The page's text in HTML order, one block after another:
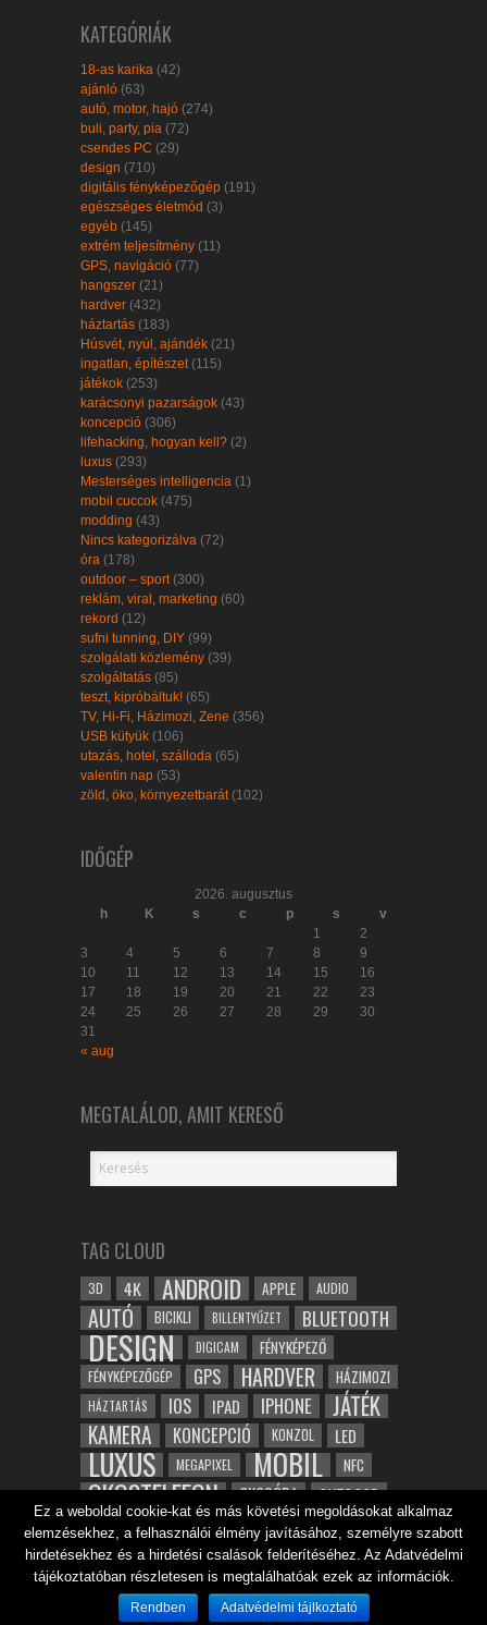
KATEGÓRIÁK
18-as karika (42)
ajánló (63)
autó, motor, hajó (274)
buli, party, pia (72)
csendes PC (29)
design (710)
digitális fényképezőgép (191)
egészséges életmód (3)
egyéb (145)
extrém teljesítmény (11)
GPS, navigáció (77)
hangszer (21)
hardver (432)
háztartás (183)
Húsvét, nyúl, ajándék (21)
ingatlan, építészet (115)
játékok (253)
karácsonyi pazarságok (43)
koncepció (306)
lifehacking, hogyan kell? (2)
luxus (293)
Mesterséges intelligencia (1)
mobil cuccok (475)
modding (43)
Nincs kategorizálva (72)
óra (178)
outdoor – sport (300)
reklám, viral, marketing (60)
rekord (12)
sufni tunning, DIY (99)
szolgálati közlemény (39)
szolgáltatás (85)
teszt, kipróbáltuk! (65)
TV, Hi-Fi, Házimozi, Zene (356)
USB kütyük (106)
utazás, hotel, szálloda (65)
valentin nap (53)
zöld, öko, környezetbarát (102)
IDŐGÉP
2026. augusztus
h
K s c p s
v
1
2
3
4 5 6 7 8
9
10
11 12 13 14 15
16
17
18 19 20 21 22
23
24
25 26 27 28 29
30
31
« aug
MEGTALÁLOD, AMIT KERESŐ
TAG CLOUD
3D 4K ANDROID APPLE AUDIO
AUTÓ BICIKLI BILLENTYŰZET BLUETOOTH
DESIGN DIGICAM FÉNYKÉPEZŐ
FÉNYKÉPEZŐGÉP GPS HARDVER HÁZIMOZI
HÁZTARTÁS IOS IPAD IPHONE JÁTÉK
KAMERA KONCEPCIÓ KONZOL LED
LUXUS MEGAPIXEL MOBIL NFC
OKOSTELEFON OKOSÓRA OUTDOOR
ROBOT SAMSUNG SPORT TABLET
TESZT VIDEÓ VÍZÁLLÓ WIFI ZENE ZÖLD
ÉPÍTÉSZET ÉRINTŐKÉPERNYŐ ÓRA
Ez a weboldal cookie-kat és más követési megoldásokat alkalmaz
elemzésekhez, a felhasználói élmény javításához, személyre szabott
hirdetésekhez és a hirdetési csalások felderítéséhez. Az Adatvédelmi
tájékoztatóban részletesen is megtalálhatóak ezek az információk.
Rendben Adatvédelmi tájlkoztató